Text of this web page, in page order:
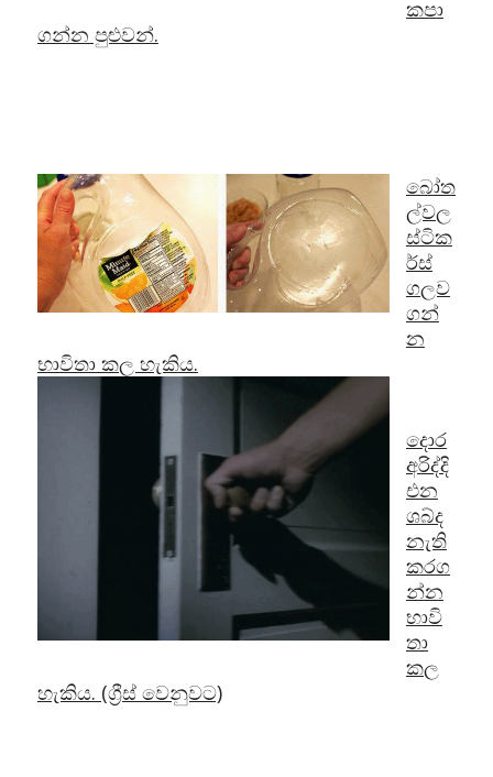
කපා
ගන්න පුළුවන්.
බෝත
ල්වල
ස්ටික
ර්ස්
ගලව
ගන්
න
භාවිතා කල හැකිය.
දොර
අරිද්දි
එන
ශබ්ද
නැති
කරග
න්න
භාවි
තා
කල
හැකිය. (ග්‍රීස් වෙනුවට)